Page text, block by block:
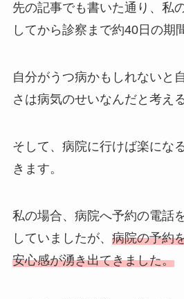
先の記事でも書いた通り、私
してから診察まで約40日の期
自分がうつ病かもしれないと
さは病気のせいなんだと考え
そして、病院に行けば楽にな
きます。
私の場合、病院へ予約の電話
していましたが、 病院の予約
安心感が湧き出てきました。